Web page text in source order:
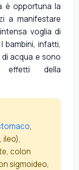
è opportuna la
a manifestare
voglia di
bambini, infatti,
acqua e sono
effetti della
,
ileo),
colon
sigmoideo,